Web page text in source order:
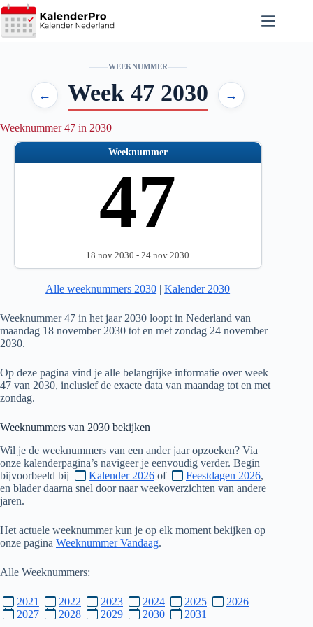
Ga
naar
de
WEEKNUMMER
← Week 47 2030 →
Weeknummer 47 in 2030
Weeknummer
47
18 nov 2030 - 24 nov 2030
Alle weeknummers 2030 |Kalender 2030
Weeknummer 47 in het jaar 2030 loopt in Nederland van
maandag 18 november 2030 tot en met zondag 24 november
2030.
Op deze pagina vind je alle belangrijke informatie over week
47 van 2030, inclusief de exacte data van maandag tot en met
zondag.
Weeknummers van 2030 bekijken
Wil je de weeknummers van een ander jaar opzoeken? Via
onze kalenderpagina’s navigeer je eenvoudig verder. Begin
bijvoorbeeld bij
Kalender 2026 of Feestdagen 2026,
en blader daarna snel door naar weekoverzichten van andere
jaren.
Het actuele weeknummer kun je op elk moment bekijken op
onze pagina Weeknummer Vandaag.
Alle Weeknummers:
2021 2022 2023 2024 2025
2026
2027
2028 2029 2030 2031